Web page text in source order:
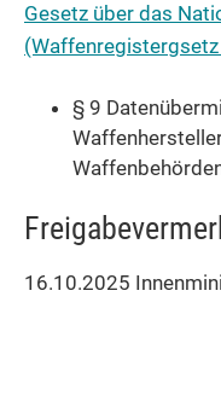
Gesetz über das
(Waffenregistergsetz
§ 9
16.10.2025